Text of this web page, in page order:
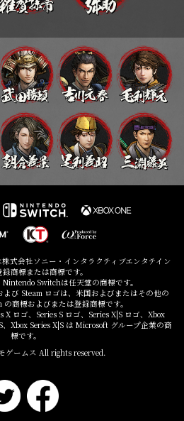
株式会社ソニー・インタラクティブエンタテイン
商標または商標です。
Switchは任天堂の商標です。
び Steam ロゴは、米国およびまたはその他の
商標およびまたは登録商標です。
X ロゴ、Series S ロゴ、Series X|S ロゴ、Xbox
、Xbox Series X|S は Microsoft グループ企業の商
標です。
ゲームス All rights reserved.